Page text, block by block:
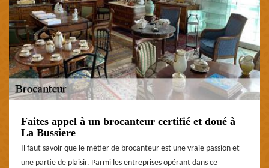
Faites appel à un brocanteur certifié et doué à
La Bussiere
Il faut savoir que le métier de brocanteur est une vraie passion et
une partie de plaisir. Parmi les entreprises opérant dans ce